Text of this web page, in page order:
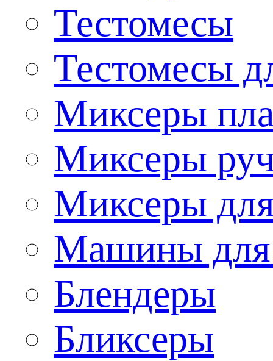
Тестомесы
Тестомесы
Миксеры
Миксеры
Миксеры
Машины для
Блендеры
Бликсеры